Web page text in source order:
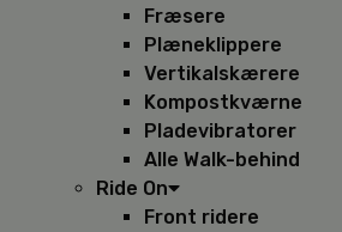
Fræsere
Plæneklippere
Vertikalskærere
Kompostkværne
Pladevibratorer
Alle Walk-behind
Ride On
Front ridere